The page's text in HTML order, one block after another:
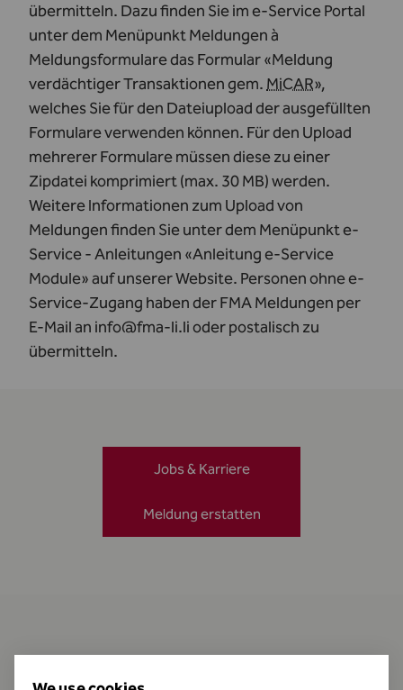
übermitteln. Dazu finden Sie im e-Service Portal
unter dem Menüpunkt Meldungen à
Meldungsformulare das Formular «Meldung
verdächtiger Transaktionen gem. MiCAR»,
welches Sie für den Dateiupload der ausgefüllten
Formulare verwenden können. Für den Upload
mehrerer Formulare müssen diese zu einer
Zipdatei komprimiert (max. 30 MB) werden.
Weitere Informationen zum Upload von
Meldungen finden Sie unter dem Menüpunkt e-
Service - Anleitungen «Anleitung e-Service
Module» auf unserer Website. Personen ohne e-
Service-Zugang haben der FMA Meldungen per
E-Mail an info@fma-li.lioder postalisch zu
übermitteln.
Jobs & Karriere
Meldung erstatten